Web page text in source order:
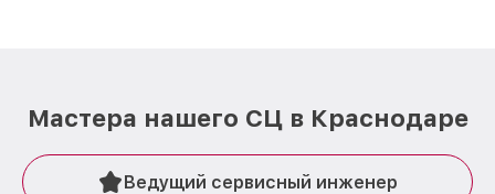
Мастера нашего СЦ в Краснодаре
Ведущий сервисный инженер